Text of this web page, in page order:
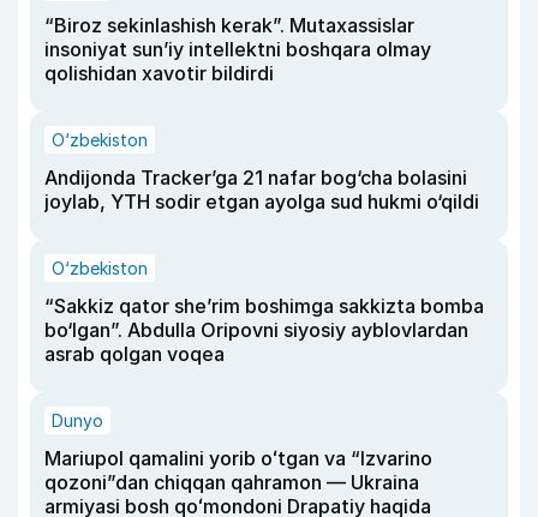
“Biroz sekinlashish kerak”. Mutaxassislar
insoniyat sun’iy intellektni boshqara olmay
qolishidan xavotir bildirdi
O‘zbekiston
Andijonda Tracker’ga 21 nafar bog‘cha bolasini
joylab, YTH sodir etgan ayolga sud hukmi o‘qildi
O‘zbekiston
“Sakkiz qator she’rim boshimga sakkizta bomba
bo‘lgan”. Abdulla Oripovni siyosiy ayblovlardan
asrab qolgan voqea
Dunyo
Mariupol qamalini yorib oʻtgan va “Izvarino
qozoni”dan chiqqan qahramon — Ukraina
armiyasi bosh qoʻmondoni Drapatiy haqida